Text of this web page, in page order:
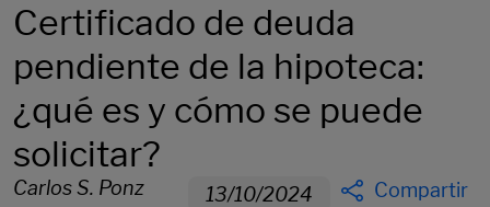
Certificado de deuda
pendiente de la hipoteca:
¿qué es y cómo se puede
solicitar?
Carlos S. Ponz 13/10/2024 Compartir